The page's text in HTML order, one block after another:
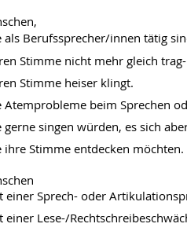
als Berufssprecher/innen tätig
Stimme nicht mehr gleich
Stimme heiser klingt.
Atemprobleme beim Sprechen
gerne singen würden, es sich
ihre Stimme entdecken möchten.
einer Sprech- oder
einer Lese-/